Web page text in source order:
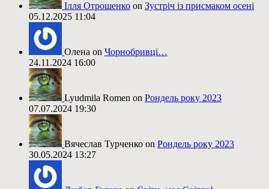
Ілля Отрошенко on Зустріч із присмаком осені
05.12.2025 11:04
Олена on Чорнобривці…
24.11.2024 16:00
Lyudmila Romen on Рондель року 2023
07.07.2024 19:30
Вячеслав Турченко on Рондель року 2023
30.05.2024 13:27